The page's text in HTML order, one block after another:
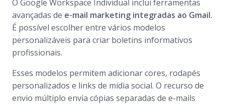
O Google Workspace Individual inclui ferramentas
avançadas de e-mail marketing integradas ao Gmail.
É possível escolher entre vários modelos
personalizáveis para criar boletins informativos
profissionais.
Esses modelos permitem adicionar cores, rodapés
personalizados e links de mídia social. O recurso de
envio múltiplo envia cópias separadas de e-mails